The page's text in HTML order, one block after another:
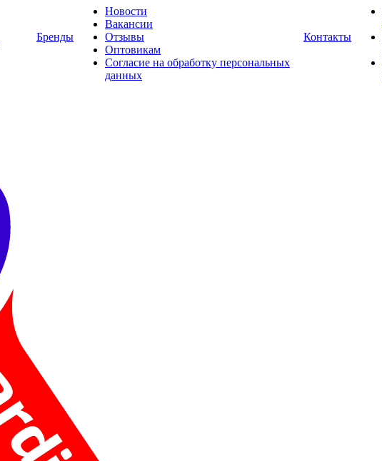
Бренды
Новости
Вакансии
Отзывы
Оптовикам
Cогласие на обработку персональных
данных
Контакты